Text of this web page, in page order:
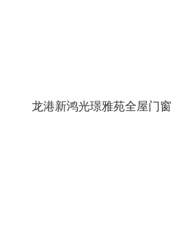
龙港新鸿光璟雅苑全屋门